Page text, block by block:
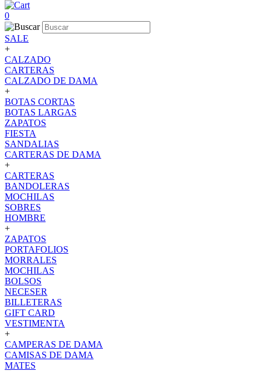
0
SALE
+
CALZADO
CARTERAS
CALZADO DE DAMA
+
BOTAS CORTAS
BOTAS LARGAS
ZAPATOS
FIESTA
SANDALIAS
CARTERAS DE DAMA
+
CARTERAS
BANDOLERAS
MOCHILAS
SOBRES
HOMBRE
+
ZAPATOS
PORTAFOLIOS
MORRALES
MOCHILAS
BOLSOS
NECESER
BILLETERAS
GIFT CARD
VESTIMENTA
+
CAMPERAS DE DAMA
CAMISAS DE DAMA
MATES